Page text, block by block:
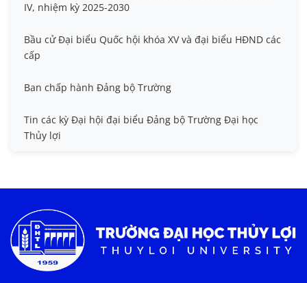
IV, nhiệm kỳ 2025-2030
Bầu cử Đại biểu Quốc hội khóa XV và đại biểu HĐND các
cấp
Ban chấp hành Đảng bộ Trường
Tin các kỳ Đại hội đại biểu Đảng bộ Trường Đại học
Thủy lợi